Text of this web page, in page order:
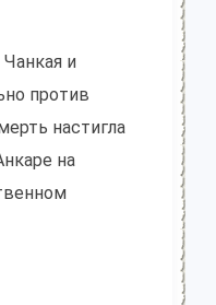
и
против
настигла
на